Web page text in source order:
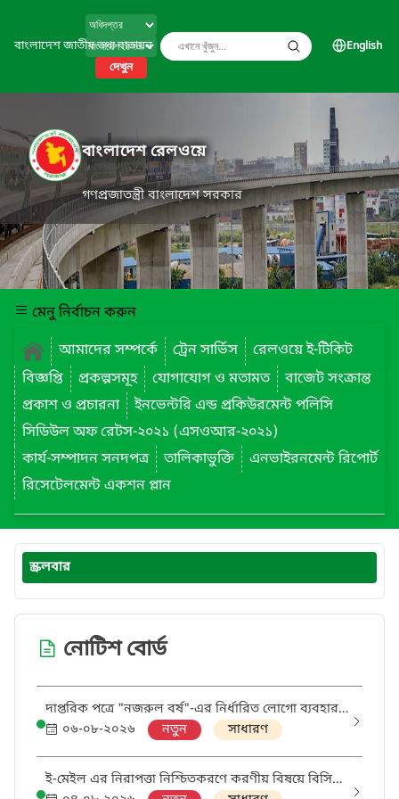
বাংলাদেশ জাতীয় তথ্য বাতায়ন
দেখুন
English
বাংলাদেশ রেলওয়ে
গণপ্রজাতন্ত্রী বাংলাদেশ সরকার
মেনু নির্বাচন করুন
আমাদের সম্পর্কে
ট্রেন সার্ভিস
রেলওয়ে ই-টিকিট
বিজ্ঞপ্তি
প্রকল্পসমূহ যোগাযোগ ও মতামত
বাজেট সংক্রান্ত
প্রকাশ ও প্রচারনা
ইনভেন্টরি এন্ড প্রকিউরমেন্ট পলিসি
সিডিউল অফ রেটস-২০২১ (এসওআর-২০২১)
কার্য-সম্পাদন সনদপত্র
তালিকাভুক্তি
এনভাইরনমেন্ট রিপোর্ট
রিসেটেলমেন্ট একশন প্লান
স্ক্রলবার
নোটিশ বোর্ড
দাপ্তরিক পত্রে "নজরুল বর্ষ"-এর নির্ধারিত লোগো ব্যবহার
প্রসঙ্গে।০৬-০৮-২০২৬ নতুন সাধারণ
ই-মেইল এর নিরাপত্তা নিশ্চিতকরণে করণীয় বিষয়ে বিসিসি